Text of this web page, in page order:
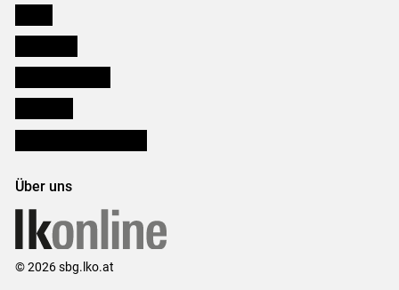
Über uns
© 2026 sbg.lko.at